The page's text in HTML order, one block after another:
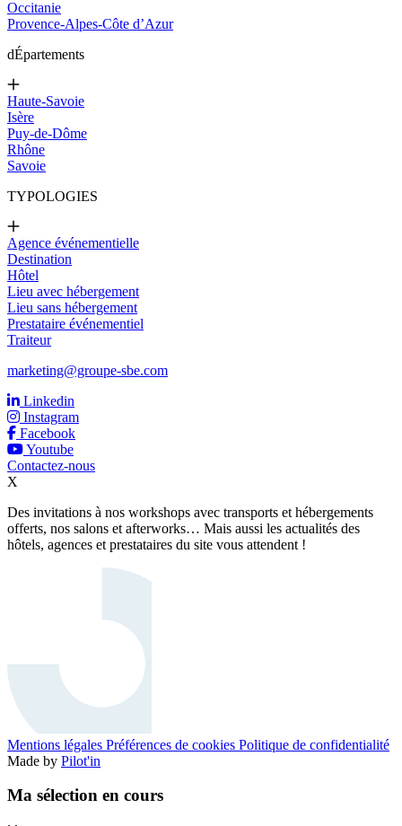
Occitanie
Provence-Alpes-Côte d’Azur
dÉpartements
Haute-Savoie
Isère
Puy-de-Dôme
Rhône
Savoie
TYPOLOGIES
Agence événementielle
Destination
Hôtel
Lieu avec hébergement
Lieu sans hébergement
Prestataire événementiel
Traiteur
marketing@groupe-sbe.com
Linkedin
Instagram
Facebook
Youtube
Contactez-nous
X
Des invitations à nos workshops avec transports et hébergements
offerts, nos salons et afterworks… Mais aussi les actualités des
hôtels, agences et prestataires du site vous attendent !
Mentions légales Préférences de cookies Politique de confidentialité
Made by Pilot'in
Ma sélection en cours